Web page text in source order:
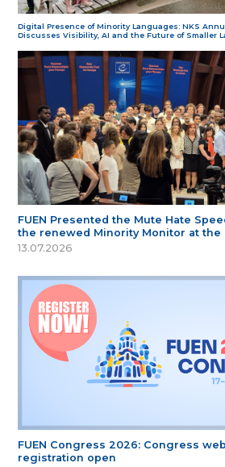
Digital Presence of Minority Languages: NKS
Discusses Visibility, AI and the Future of Smaller
FUEN Presented the Mute Hate
the renewed Minority Monitor at the
13.07.2026
FUEN Congress 2026: Congress
registration open